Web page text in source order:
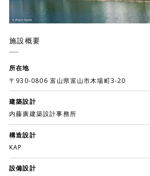
施設概要
所在地
〒930-0806 富山県富山市木場町3-20
建築設計
内藤廣建築設計事務所
構造設計
KAP
設備設計